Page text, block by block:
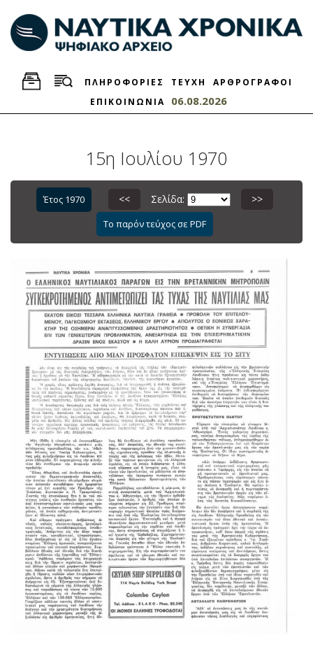
ΠΛΗΡΟΦΟΡΙΕΣ ΤΕΥΧΗ
ΑΡΘΡΟΓΡΑΦΟΙ
ΕΠΙΚΟΙΝΩΝΙΑ
06.08.2026
15η Ιουλίου 1970
Έτος 1970 << Σελίδα: >>
Το παρόν τεύχος σε PDF